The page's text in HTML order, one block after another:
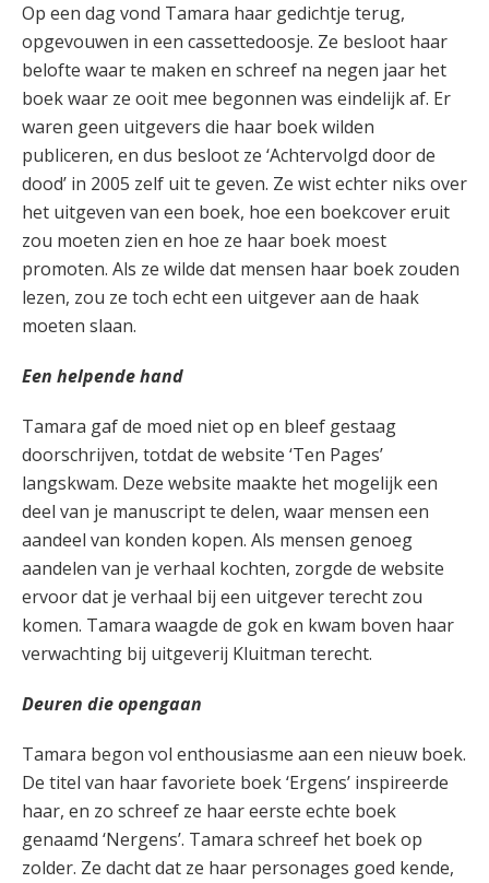
Op een dag vond Tamara haar gedichtje terug,
opgevouwen in een cassettedoosje. Ze besloot haar
belofte waar te maken en schreef na negen jaar het
boek waar ze ooit mee begonnen was eindelijk af. Er
waren geen uitgevers die haar boek wilden
publiceren, en dus besloot ze ‘Achtervolgd door de
dood’ in 2005 zelf uit te geven. Ze wist echter niks over
het uitgeven van een boek, hoe een boekcover eruit
zou moeten zien en hoe ze haar boek moest
promoten. Als ze wilde dat mensen haar boek zouden
lezen, zou ze toch echt een uitgever aan de haak
moeten slaan.
Een helpende hand
Tamara gaf de moed niet op en bleef gestaag
doorschrijven, totdat de website ‘Ten Pages’
langskwam. Deze website maakte het mogelijk een
deel van je manuscript te delen, waar mensen een
aandeel van konden kopen. Als mensen genoeg
aandelen van je verhaal kochten, zorgde de website
ervoor dat je verhaal bij een uitgever terecht zou
komen. Tamara waagde de gok en kwam boven haar
verwachting bij uitgeverij Kluitman terecht.
Deuren die opengaan
Tamara begon vol enthousiasme aan een nieuw boek.
De titel van haar favoriete boek ‘Ergens’ inspireerde
haar, en zo schreef ze haar eerste echte boek
genaamd ‘Nergens’. Tamara schreef het boek op
zolder. Ze dacht dat ze haar personages goed kende,